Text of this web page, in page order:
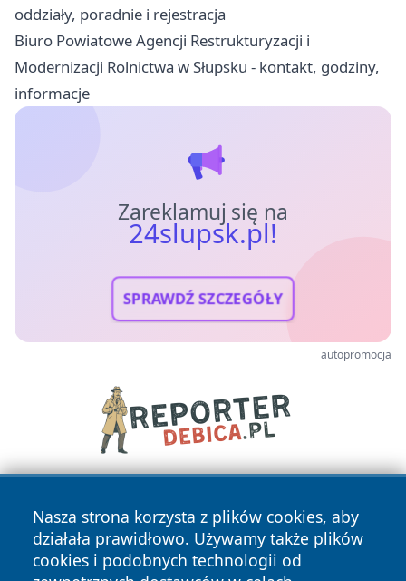
oddziały, poradnie i rejestracja
Biuro Powiatowe Agencji Restrukturyzacji i
Modernizacji Rolnictwa w Słupsku - kontakt, godziny,
informacje
Zareklamuj się na
24slupsk.pl!
SPRAWDŹ SZCZEGÓŁY
autopromocja
Nasza strona korzysta z plików cookies, aby
działała prawidłowo. Używamy także plików
cookies i podobnych technologii od